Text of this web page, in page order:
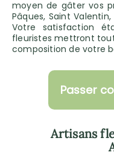
moyen de gâter vos
Pâques, Saint
Votre satisfaction
fleuristes mettront
composition de votre
Passer
Artisans